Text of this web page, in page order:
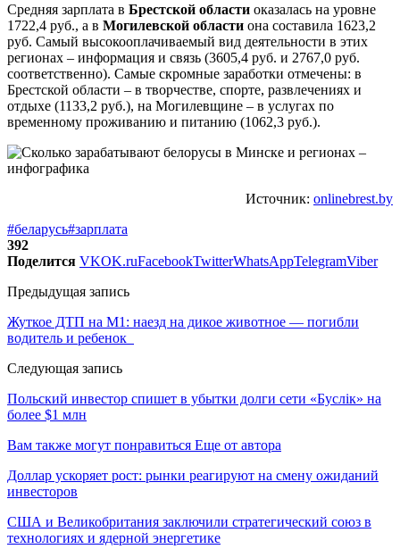
Средняя зарплата в Брестской области оказалась на уровне
1722,4 руб., а в Могилевской области она составила 1623,2
руб. Самый высокооплачиваемый вид деятельности в этих
регионах – информация и связь (3605,4 руб. и 2767,0 руб.
соответственно). Самые скромные заработки отмечены: в
Брестской области – в творчестве, спорте, развлечениях и
отдыхе (1133,2 руб.), на Могилевщине – в услугах по
временному проживанию и питанию (1062,3 руб.).
Источник: onlinebrest.by
#беларусь#зарплата
392
Поделится VKOK.ruFacebookTwitterWhatsAppTelegramViber
Предыдущая запись
Жуткое ДТП на М1: наезд на дикое животное — погибли
водитель и ребенок
Следующая запись
Польский инвестор спишет в убытки долги сети «Буслiк» на
более $1 млн
Вам также могут понравиться Еще от автора
Доллар ускоряет рост: рынки реагируют на смену ожиданий
инвесторов
США и Великобритания заключили стратегический союз в
технологиях и ядерной энергетике